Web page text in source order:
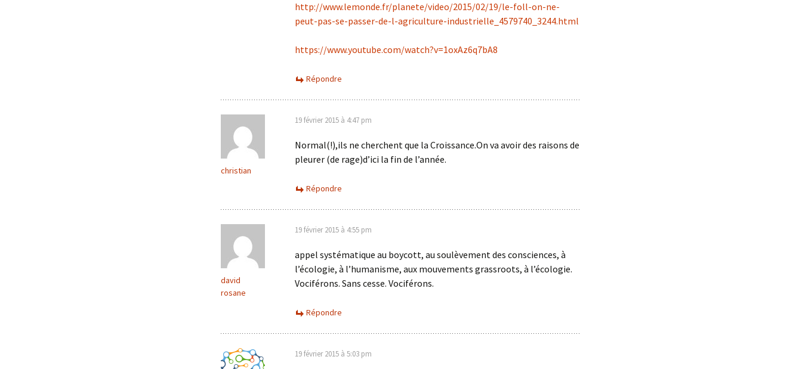
http://www.lemonde.fr/planete/video/2015/02/19/le-foll-on-ne-
peut-pas-se-passer-de-l-agriculture-industrielle_4579740_3244.html
https://www.youtube.com/watch?v=1oxAz6q7bA8
Répondre
christian
19 février 2015 à 4:47 pm
Normal(!),ils ne cherchent que la Croissance.On va avoir des raisons de
pleurer (de rage)d’ici la fin de l’année.
Répondre
david
rosane
19 février 2015 à 4:55 pm
appel systématique au boycott, au soulèvement des consciences, à
l’écologie, à l’humanisme, aux mouvements grassroots, à l’écologie.
Vociférons. Sans cesse. Vociférons.
Répondre
19 février 2015 à 5:03 pm